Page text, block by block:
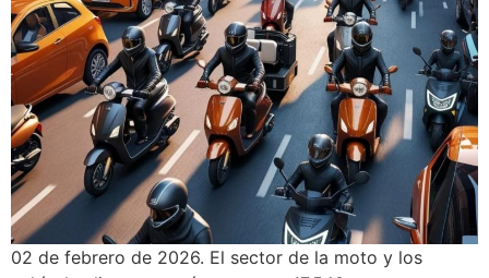
02 de febrero de 2026. El sector de la moto y los